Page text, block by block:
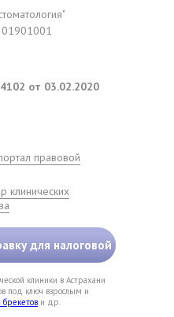
клинических
правовой
от 03.02.2020
клиники в Астрахани
под ключ взрослым и
брекетов и др.
для налоговой